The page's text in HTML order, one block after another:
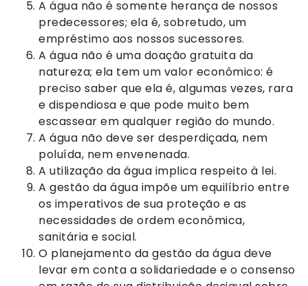
A água não é somente herança de nossos
predecessores; ela é, sobretudo, um
empréstimo aos nossos sucessores.
A água não é uma doação gratuita da
natureza; ela tem um valor econômico: é
preciso saber que ela é, algumas vezes, rara
e dispendiosa e que pode muito bem
escassear em qualquer região do mundo.
A água não deve ser desperdiçada, nem
poluída, nem envenenada.
A utilização da água implica respeito à lei.
A gestão da água impõe um equilíbrio entre
os imperativos de sua proteção e as
necessidades de ordem econômica,
sanitária e social.
O planejamento da gestão da água deve
levar em conta a solidariedade e o consenso